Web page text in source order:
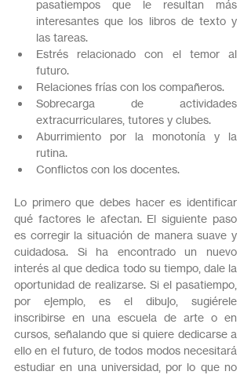
pasatiempos que le resultan más
interesantes que los libros de texto y
las tareas.
Estrés relacionado con el temor al
futuro.
Relaciones frías con los compañeros.
Sobrecarga de actividades
extracurriculares, tutores y clubes.
Aburrimiento por la monotonía y la
rutina.
Conflictos con los docentes.
Lo primero que debes hacer es identificar
qué factores le afectan. El siguiente paso
es corregir la situación de manera suave y
cuidadosa. Si ha encontrado un nuevo
interés al que dedica todo su tiempo, dale la
oportunidad de realizarse. Si el pasatiempo,
por ejemplo, es el dibujo, sugiérele
inscribirse en una escuela de arte o en
cursos, señalando que si quiere dedicarse a
ello en el futuro, de todos modos necesitará
estudiar en una universidad, por lo que no